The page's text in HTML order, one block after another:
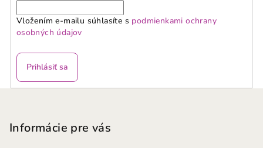
Vložením e-mailu súhlasíte s podmienkami ochrany
osobných údajov
Prihlásiť sa
Informácie pre vás